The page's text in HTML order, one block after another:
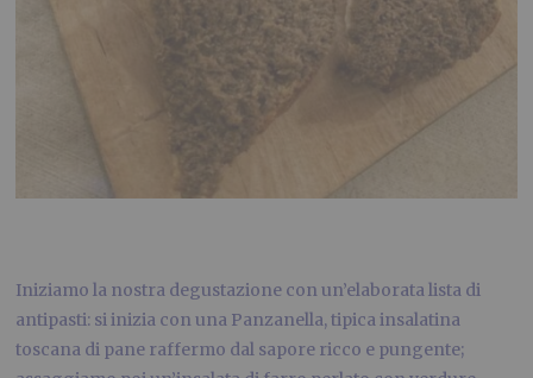
Iniziamo la nostra degustazione con un’elaborata lista di
antipasti: si inizia con una Panzanella, tipica insalatina
toscana di pane raffermo dal sapore ricco e pungente;